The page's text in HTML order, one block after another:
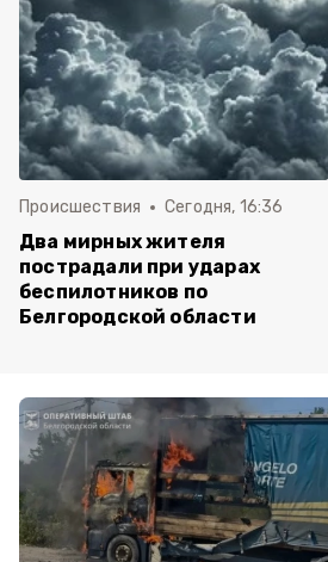
Происшествия Сегодня, 16:36
Два мирных жителя
пострадали при ударах
беспилотников по
Белгородской области